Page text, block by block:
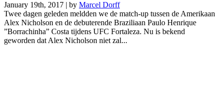
January 19th, 2017 | by Marcel Dorff
Twee dagen geleden meldden we de match-up tussen de Amerikaan
Alex Nicholson en de debuterende Braziliaan Paulo Henrique
”Borrachinha” Costa tijdens UFC Fortaleza. Nu is bekend
geworden dat Alex Nicholson niet zal...